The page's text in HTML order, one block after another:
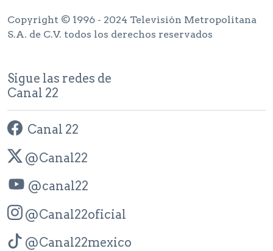
Copyright © 1996 - 2024 Televisión Metropolitana
S.A. de C.V. todos los derechos reservados
Sigue las redes de
Canal 22
Canal 22
@Canal22
@canal22
@Canal22oficial
@Canal22mexico